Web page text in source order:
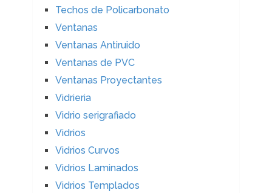
Techos de Policarbonato
Ventanas
Ventanas Antiruido
Ventanas de PVC
Ventanas Proyectantes
Vidrieria
Vidrio serigrafiado
Vidrios
Vidrios Curvos
Vidrios Laminados
Vidrios Templados